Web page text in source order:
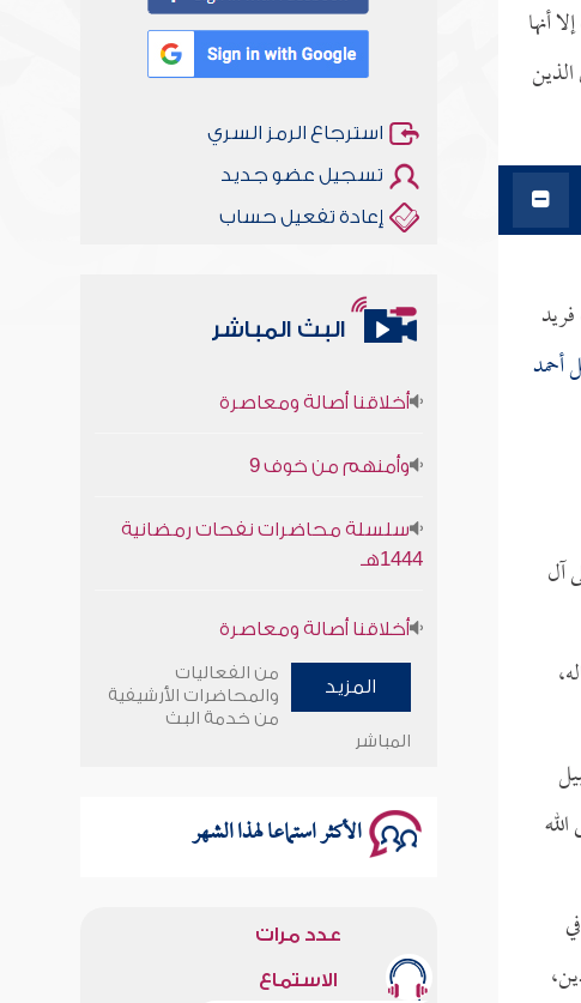
أنها
أحمد
آل
استرجاع الرمز السري
تسجيل عضو جديد
إعادة تفعيل حساب
البث المباشر
1444هـ
وأمنهم من خوف 9
سلسلة محاضرات نفحات رمضانية
1444هـ
المزيد
من الفعاليات
والمحاضرات الأرشيفية
من خدمة البث
المباشر
الأكثر استماعا لهذا الشهر
عدد مرات
الاستماع